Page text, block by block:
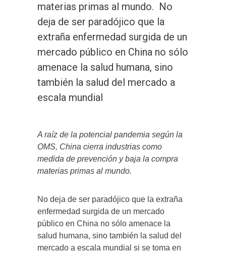
materias primas al mundo. No
deja de ser paradójico que la
extraña enfermedad surgida de un
mercado público en China no sólo
amenace la salud humana, sino
también la salud del mercado a
escala mundial
A raíz de la potencial pandemia según la
OMS, China cierra industrias como
medida de prevención y baja la compra
materias primas al mundo.
No deja de ser paradójico que la extraña
enfermedad surgida de un mercado
público en China no sólo amenace la
salud humana, sino también la salud del
mercado a escala mundial si se toma en